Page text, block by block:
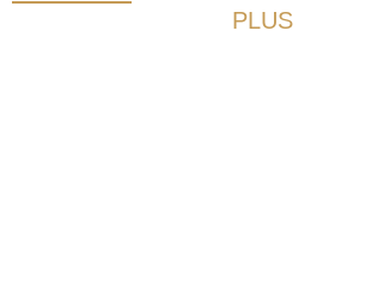
PLUS